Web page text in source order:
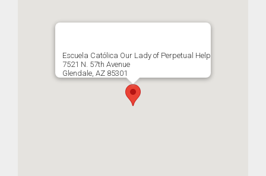
Escuela Católica Our Lady of Perpetual Help
7521 N. 57th Avenue
Glendale, AZ 85301